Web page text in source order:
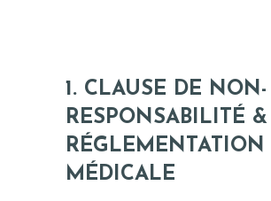
1. CLAUSE DE NON-
RESPONSABILITÉ &
RÉGLEMENTATION
MÉDICALE